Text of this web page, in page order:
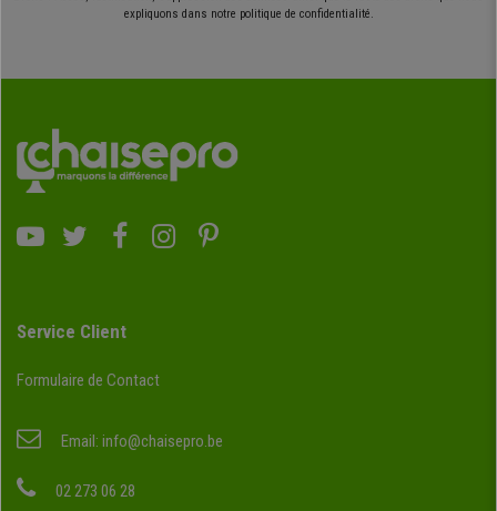
expliquons dans notre politique de confidentialité.
Service Client
Formulaire de Contact
Email: info@chaisepro.be
02 273 06 28